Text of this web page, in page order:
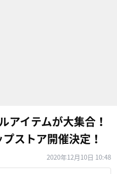
アイテムが大集合！
ストア開催決定！
2020年12月10日 10:48